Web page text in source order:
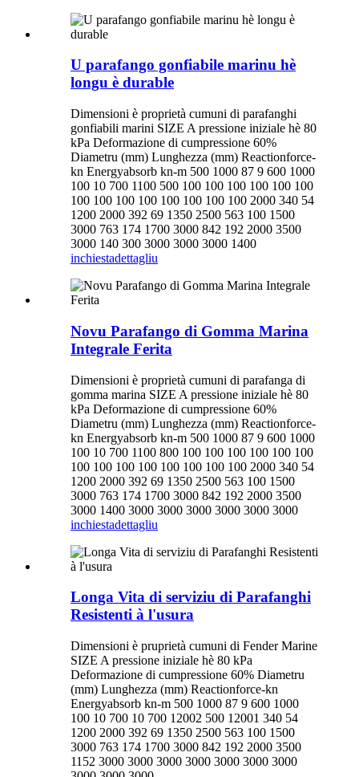
U parafango gonfiabile marinu hè
longu è durable
Dimensioni è proprietà cumuni di parafanghi
gonfiabili marini SIZE A pressione iniziale hè 80
kPa Deformazione di cumpressione 60%
Diametru (mm) Lunghezza (mm) Reactionforce-
kn Energyabsorb kn-m 500 1000 87 9 600 1000
100 10 700 1100 500 100 100 100 100 100 100
100 100 100 100 100 100 100 100 2000 340 54
1200 2000 392 69 1350 2500 563 100 1500
3000 763 174 1700 3000 842 192 2000 3500
3000 140 300 3000 3000 3000 1400
inchiestadettagliu
Novu Parafango di Gomma Marina
Integrale Ferita
Dimensioni è proprietà cumuni di parafanga di
gomma marina SIZE A pressione iniziale hè 80
kPa Deformazione di cumpressione 60%
Diametru (mm) Lunghezza (mm) Reactionforce-
kn Energyabsorb kn-m 500 1000 87 9 600 1000
100 10 700 1100 800 100 100 100 100 100 100
100 100 100 100 100 100 100 100 2000 340 54
1200 2000 392 69 1350 2500 563 100 1500
3000 763 174 1700 3000 842 192 2000 3500
3000 1400 3000 3000 3000 3000 3000 3000
inchiestadettagliu
Longa Vita di serviziu di Parafanghi
Resistenti à l'usura
Dimensioni è pruprietà cumuni di Fender Marine
SIZE A pressione iniziale hè 80 kPa
Deformazione di cumpressione 60% Diametru
(mm) Lunghezza (mm) Reactionforce-kn
Energyabsorb kn-m 500 1000 87 9 600 1000
100 10 700 10 700 12002 500 12001 340 54
1200 2000 392 69 1350 2500 563 100 1500
3000 763 174 1700 3000 842 192 2000 3500
1152 3000 3000 3000 3000 3000 3000 3000